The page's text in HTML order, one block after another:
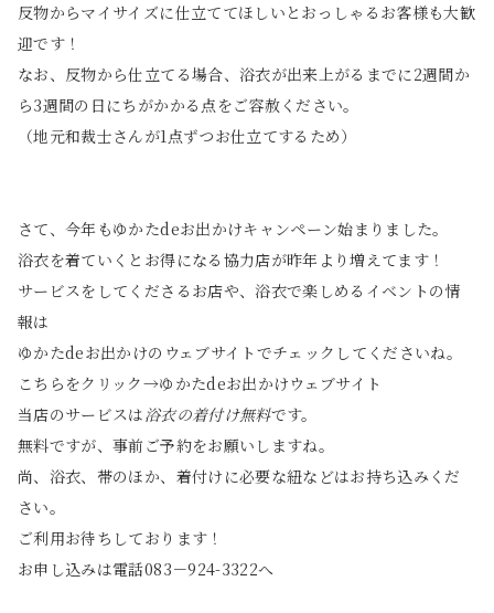
反物からマイサイズに仕立ててほしいとおっしゃるお客様も大歓
迎です！
なお、反物から仕立てる場合、浴衣が出来上がるまでに2週間か
ら3週間の日にちがかかる点をご容赦ください。
（地元和裁士さんが1点ずつお仕立てするため）
さて、今年もゆかたdeお出かけキャンペーン始まりました。
浴衣を着ていくとお得になる協力店が昨年より増えてます！
サービスをしてくださるお店や、浴衣で楽しめるイベントの情
報は
ゆかたdeお出かけのウェブサイト でチェックしてくださいね。
こちらをクリック→ゆかたdeお出かけウェブサイト
当店のサービスは浴衣の着付け無料です。
無料ですが、事前ご予約をお願いしますね。
尚、浴衣、帯のほか、着付けに必要な紐などはお持ち込みくだ
さい。
ご利用お待ちしております！
お申し込みは電話083－924-3322へ